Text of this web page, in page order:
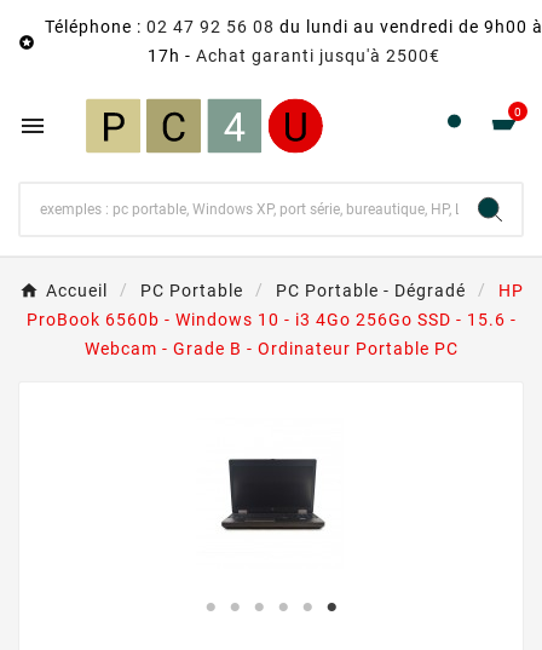

Téléphone : 02 47 92 56 08 du lundi au vendredi de 9h00 à
17h - Achat garanti jusqu'à 2500€
 0
Accueil PC Portable PC Portable - Dégradé
HP
ProBook 6560b - Windows 10 - i3 4Go 256Go SSD - 15.6 -
Webcam - Grade B - Ordinateur Portable PC